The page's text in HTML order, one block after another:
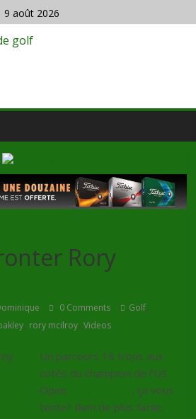
9 août 2026
Rory
0 Comments Golf,
, rory mcilroy,Videos
Un parcours 18 trous aux
cotés du champion de l’US
Open
, ça vous
tente? Rien de plus facile.